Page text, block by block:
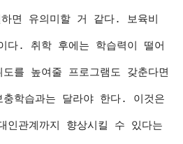
면 유의미할 거 같다. 보육비
다. 취학 후에는 학습력이 떨어
를 높여줄 프로그램도 갖춘다면
학습과는 달라야 한다. 이것은
인관계까지 향상시킬 수 있다는